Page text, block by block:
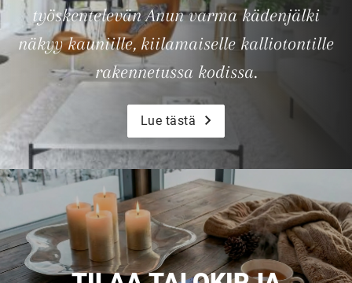
työskentelevän Anun varma kädenjälki
näkyy kauniille, kiilamaiselle kalliotontille
rakennetussa kodissa.
Lue tästä